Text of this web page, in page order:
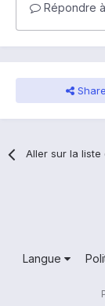
Répondre
Share
Aller sur la liste
Langue